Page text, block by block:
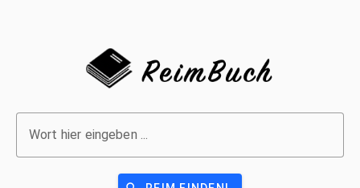
Wort hier eingeben ...